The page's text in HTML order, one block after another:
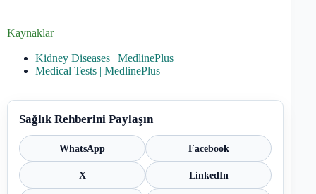
Kaynaklar
Kidney Diseases | MedlinePlus
Medical Tests | MedlinePlus
Sağlık Rehberini Paylaşın
WhatsApp Facebook
X LinkedIn